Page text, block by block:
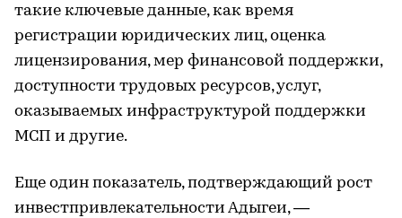
такие ключевые данные, как время
регистрации юридических лиц, оценка
лицензирования, мер финансовой поддержки,
доступности трудовых ресурсов, услуг,
оказываемых инфраструктурой поддержки
МСП и другие.
Еще один показатель, подтверждающий рост
инвестпривлекательности Адыгеи, —